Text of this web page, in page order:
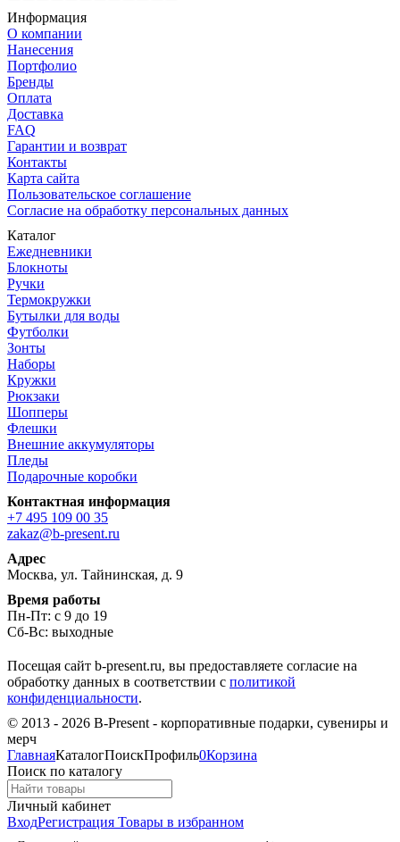
Информация
О компании
Нанесения
Портфолио
Бренды
Оплата
Доставка
FAQ
Гарантии и возврат
Контакты
Карта сайта
Пользовательское соглашение
Согласие на обработку персональных данных
Каталог
Ежедневники
Блокноты
Ручки
Термокружки
Бутылки для воды
Футболки
Зонты
Наборы
Кружки
Рюкзаки
Шопперы
Флешки
Внешние аккумуляторы
Пледы
Подарочные коробки
Контактная информация
+7 495 109 00 35
zakaz@b-present.ru
Адрес
Москва, ул. Тайнинская, д. 9
Время работы
Пн-Пт: с 9 до 19
Сб-Вс: выходные
Посещая сайт b-present.ru, вы предоставляете согласие на
обработку данных в соответствии с политикой
конфиденциальности.
© 2013 - 2026 B-Present - корпоративные подарки, сувениры и
мерч
ГлавнаяКаталогПоискПрофиль0Корзина
Поиск по каталогу
Личный кабинет
ВходРегистрация Товары в избранном